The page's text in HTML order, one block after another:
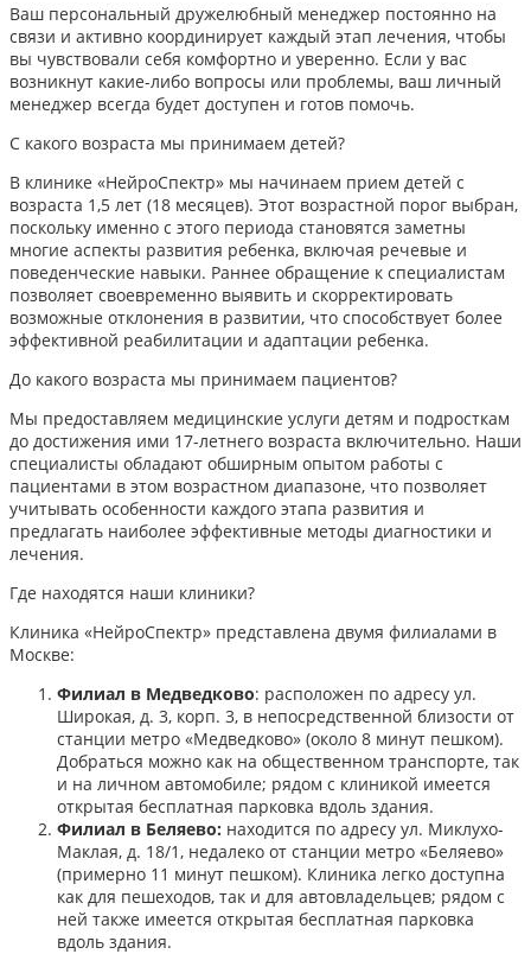
Ваш персональный дружелюбный менеджер постоянно на
связи и активно координирует каждый этап лечения, чтобы
вы чувствовали себя комфортно и уверенно. Если у вас
возникнут какие-либо вопросы или проблемы, ваш личный
менеджер всегда будет доступен и готов помочь.
С какого возраста мы принимаем детей?
В клинике «НейроСпектр» мы начинаем прием детей с
возраста 1,5 лет (18 месяцев). Этот возрастной порог выбран,
поскольку именно с этого периода становятся заметны
многие аспекты развития ребенка, включая речевые и
поведенческие навыки. Раннее обращение к специалистам
позволяет своевременно выявить и скорректировать
возможные отклонения в развитии, что способствует более
эффективной реабилитации и адаптации ребенка.​
До какого возраста мы принимаем пациентов?
Мы предоставляем медицинские услуги детям и подросткам
до достижения ими 17-летнего возраста включительно. Наши
специалисты обладают обширным опытом работы с
пациентами в этом возрастном диапазоне, что позволяет
учитывать особенности каждого этапа развития и
предлагать наиболее эффективные методы диагностики и
лечения.​
Где находятся наши клиники?
Клиника «НейроСпектр» представлена двумя филиалами в
Москве:​
Филиал в Медведково: расположен по адресу ул.
Широкая, д. 3, корп. 3, в непосредственной близости от
станции метро «Медведково» (около 8 минут пешком).
Добраться можно как на общественном транспорте, так
и на личном автомобиле; рядом с клиникой имеется
открытая бесплатная парковка вдоль здания.
Филиал в Беляево: находится по адресу ул. Миклухо-
Маклая, д. 18/1, недалеко от станции метро «Беляево»
(примерно 11 минут пешком). Клиника легко доступна
как для пешеходов, так и для автовладельцев; рядом с
ней также имеется открытая бесплатная парковка
вдоль здания.